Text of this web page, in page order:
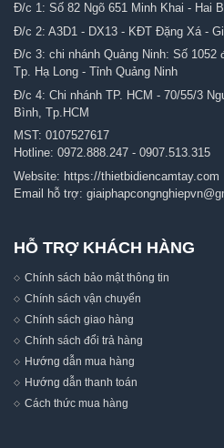
Đ/c 1: Số 82 Ngõ 651 Minh Khai - Hai
Đ/c 2: A3D1 - DX13 - KĐT Đặng Xá -
Đ/c 3: chi nhánh Quảng Ninh: Số 1052
Tp. Hạ Long - Tỉnh Quảng Ninh
Đ/c 4: Chi nhánh TP. HCM - 70/55/3
Bình, Tp.HCM
MST: 0107527617
Hotline: 0972.888.247 - 0907.513.315
Website: https://thietbidiencamtay.com
Email hỗ trợ:
HỖ TRỢ KHÁCH HÀNG
Chính sách bảo mật thông tin
Chính sách vận chuyển
Chính sách giao hàng
Chính sách đổi trả hàng
Hướng dẫn mua hàng
Hướng dẫn thanh toán
Cách thức mua hàng